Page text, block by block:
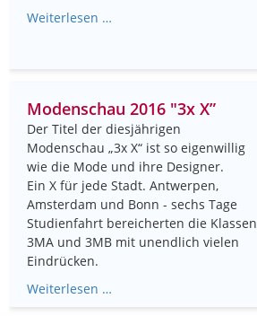
Weiterlesen …
Modenschau 2016 "3x X”
Der Titel der diesjährigen
Modenschau „3x X“ ist so eigenwillig
wie die Mode und ihre Designer.
Ein X für jede Stadt. Antwerpen,
Amsterdam und Bonn - sechs Tage
Studienfahrt bereicherten die Klassen
3MA und 3MB mit unendlich vielen
Eindrücken.
Weiterlesen …